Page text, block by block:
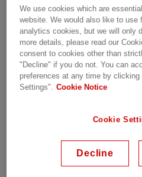
在市场上的独特优势。依托日
实基础，我们扩展了服务内容
盖可再生能源电厂设计、电动
术和商业模式的技术经济分析
行等对电网影响的研究。 ​
从方案规划到执行和持续运营
我们的咨询服务集合了商业洞
We use cookies which are
website. We would also like to use
analytics cookies, but we will only
more details, please read our
consent to cookies other than
"Decline" if you do not. You can
preferences at any time by clicking
Settings".
Cookie Notice
Cookie
Decline